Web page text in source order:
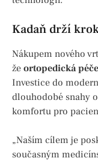
Kadaň drží
Nákupem nového
že ortopedická
Investice do
dlouhodobé snahy
komfortu pro
„Naším cílem je
současným